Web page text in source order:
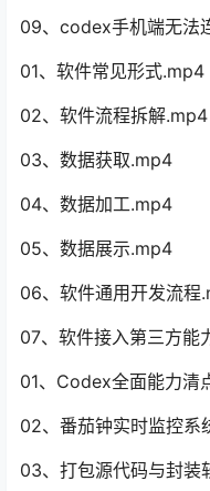
09、codex手机端无法
01、软件常见形式.mp4
02、软件流程拆解.mp4
03、数据获取.mp4
04、数据加工.mp4
05、数据展示.mp4
06、软件通用开发流程
07、软件接入第三方能
01、Codex全面能力清
02、番茄钟实时监控系
03、打包源代码与封装